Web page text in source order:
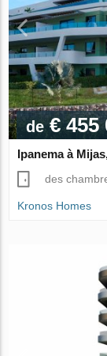
de€ 455
Ipanema à
des
Kronos Homes